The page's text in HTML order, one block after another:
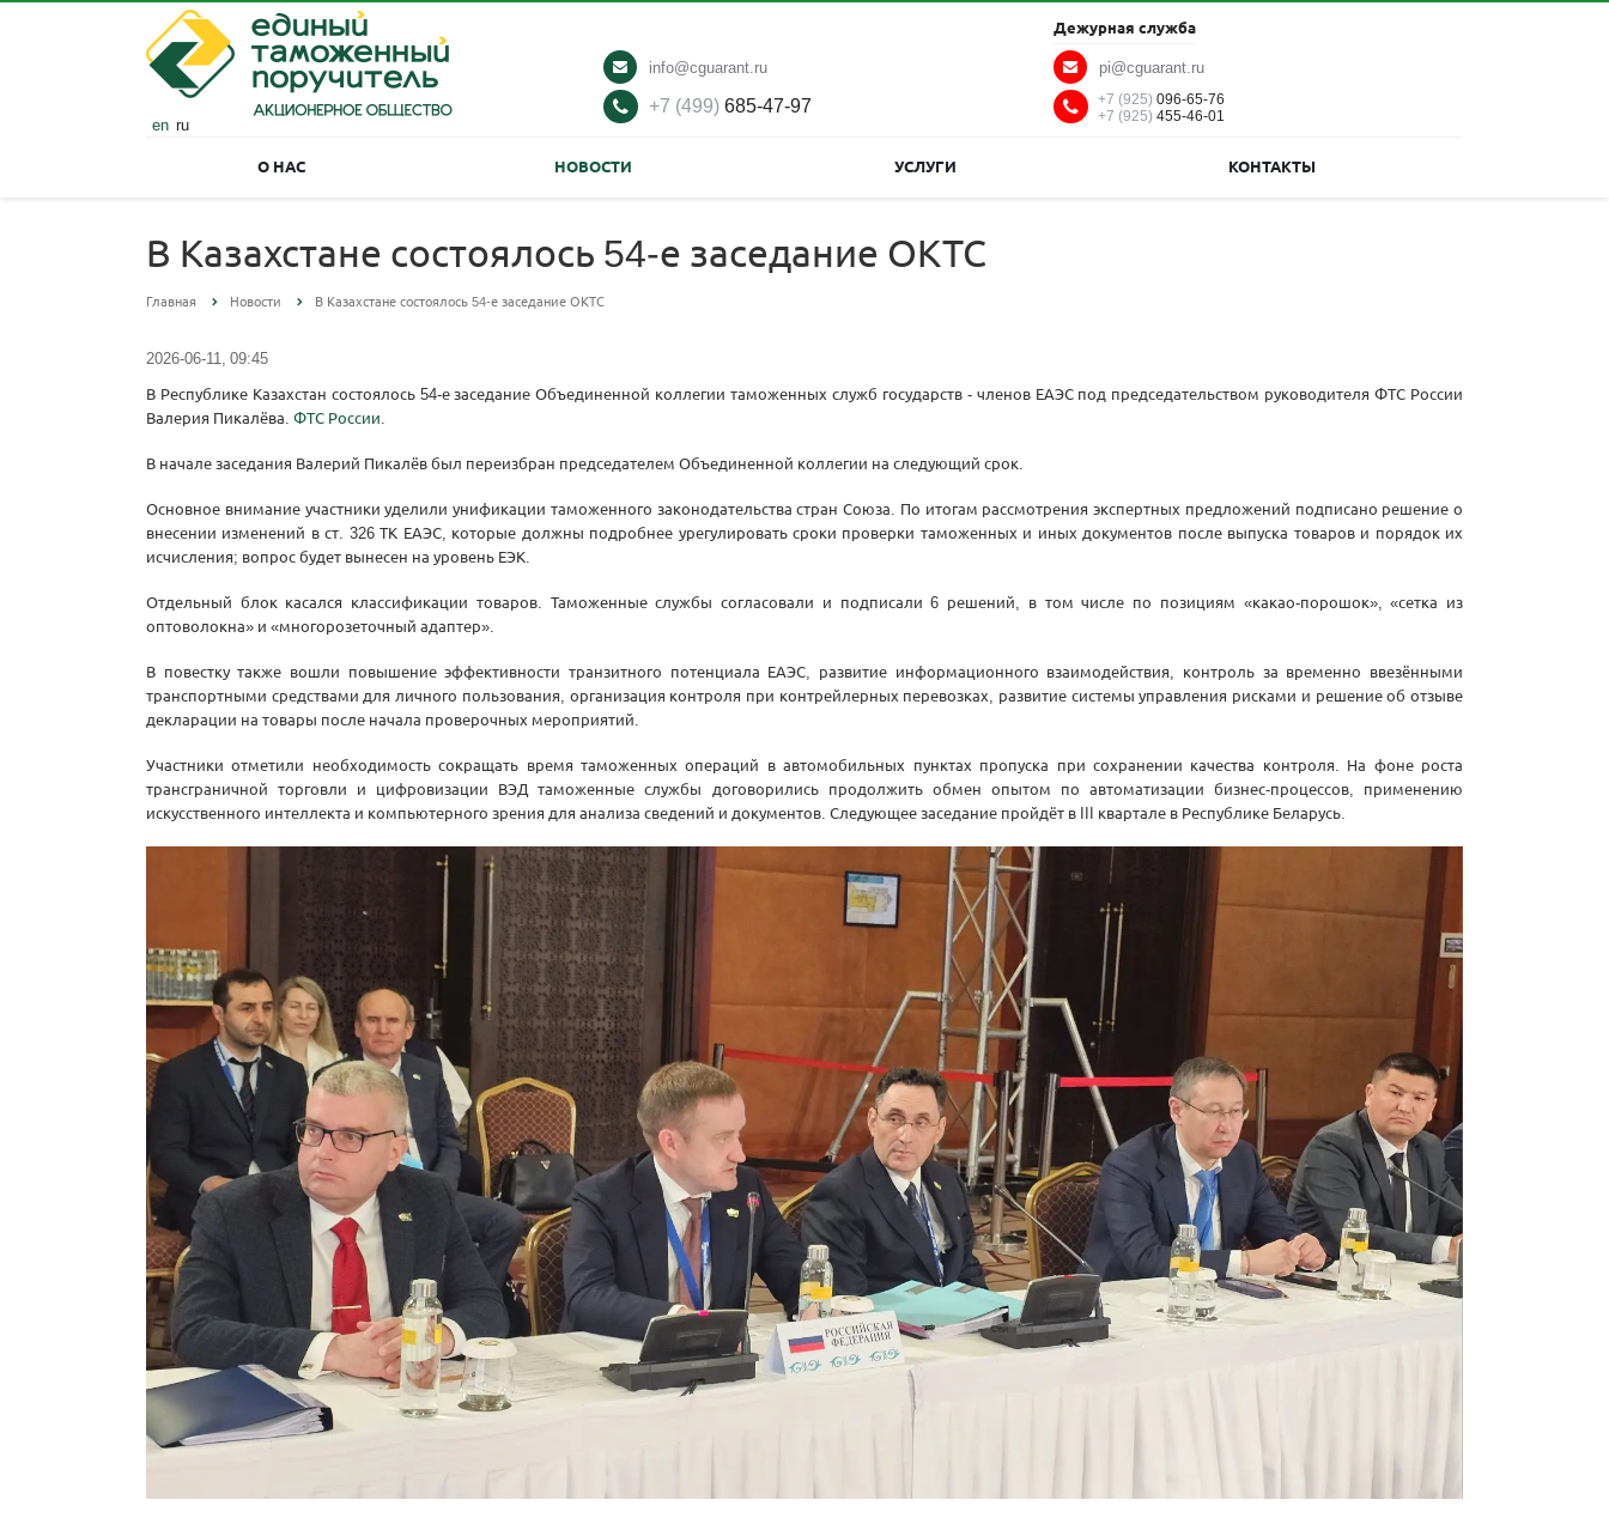
en ru
info@cguarant.ru
+7 (499)685-47-97
Дежурная служба
pi@cguarant.ru
+7 (925)096-65-76
+7 (925)455-46-01
О НАС НОВОСТИ УСЛУГИ КОНТАКТЫ
В Казахстане состоялось 54-е заседание ОКТС
Главная Новости В Казахстане состоялось 54-е заседание ОКТС
2026-06-11, 09:45
В Республике Казахстан состоялось 54-е заседание Объединенной коллегии таможенных служб государств - членов ЕАЭС под председательством руководителя ФТС России
Валерия Пикалёва. ФТС России
В начале заседания Валерий Пикалёв был переизбран председателем Объединенной коллегии на следующий срок.
Основное внимание участники уделили унификации таможенного законодательства стран Союза. По итогам рассмотрения экспертных предложений подписано решение о
внесении изменений в ст. 326 ТК ЕАЭС, которые должны подробнее урегулировать сроки проверки таможенных и иных документов после выпуска товаров и порядок их
исчисления; вопрос будет вынесен на уровень ЕЭК.
Отдельный блок касался классификации товаров. Таможенные службы согласовали и подписали 6 решений, в том числе по позициям «какао-порошок», «сетка из
оптоволокна» и «многорозеточный адаптер».
В повестку также вошли повышение эффективности транзитного потенциала ЕАЭС, развитие информационного взаимодействия, контроль за временно ввезёнными
транспортными средствами для личного пользования, организация контроля при контрейлерных перевозках, развитие системы управления рисками и решение об отзыве
декларации на товары после начала проверочных мероприятий.
Участники отметили необходимость сокращать время таможенных операций в автомобильных пунктах пропуска при сохранении качества контроля. На фоне роста
трансграничной торговли и цифровизации ВЭД таможенные службы договорились продолжить обмен опытом по автоматизации бизнес-процессов, применению
искусственного интеллекта и компьютерного зрения для анализа сведений и документов. Следующее заседание пройдёт в III квартале в Республике Беларусь.